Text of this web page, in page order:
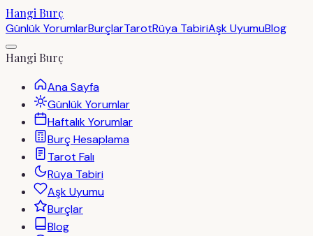
Hangi Burç
Günlük YorumlarBurçlarTarotRüya TabiriAşk UyumuBlog
Hangi Burç
Ana Sayfa
Günlük Yorumlar
Haftalık Yorumlar
Burç Hesaplama
Tarot Falı
Rüya Tabiri
Aşk Uyumu
Burçlar
Blog